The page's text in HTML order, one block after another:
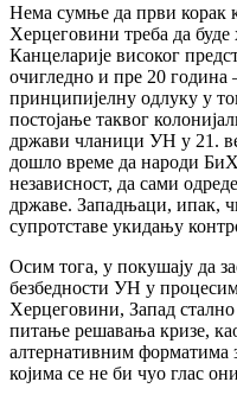
Нема сумње да први корак
Херцеговини треба да
Канцеларије високог
очигледно и пре 20 година
принципијелну одлуку у
постојање таквог
држави чланици УН у 21.
дошло време да народи
независност, да сами
државе. Западњаци, ипак,
супротставе укидању
Осим тога, у покушају да
безбедности УН у
Херцеговини, Запад
питање решавања кризе,
алтернативним форматима
којима се не би чуо глас